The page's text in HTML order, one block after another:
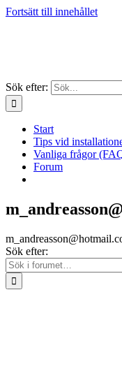
Fortsätt till innehållet
Sök efter:
Start
Tips vid
Vanliga frågor
Forum
Sök efter: